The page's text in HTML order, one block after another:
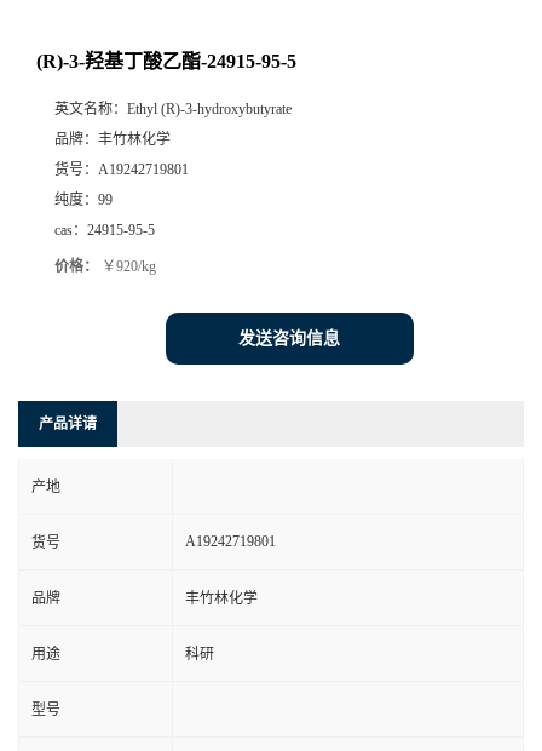
(R)-3-羟基丁酸乙酯-24915-95-5
英文名称： Ethyl (R)-3-hydroxybutyrate
品牌： 丰竹林化学
货号： A19242719801
纯度： 99
cas： 24915-95-5
价格： ￥920/kg
发送咨询信息
产品详请
产地
货号 A19242719801
品牌 丰竹林化学
用途 科研
型号